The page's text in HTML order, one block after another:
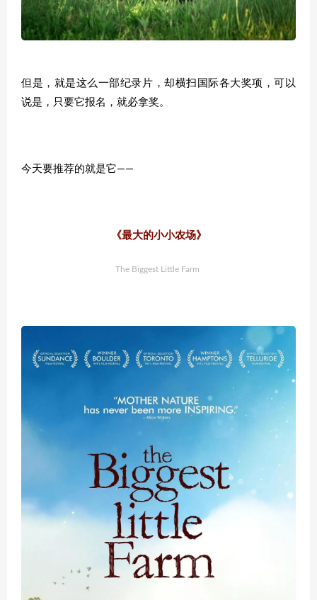
但是，就是这么一部纪录片，却横扫国际各大奖项，可以
说是，只要它报名，就必拿奖。
今天要推荐的就是它——
《最大的小小农场》
The Biggest Little Farm